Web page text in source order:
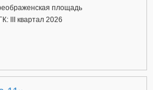
площадь
III квартал 2026